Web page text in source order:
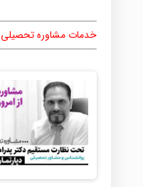
خدمات مشاوره تحصیلی